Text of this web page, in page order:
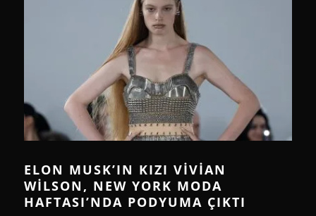
ELON MUSK’IN KIZI VIVIAN
WILSON, NEW YORK MODA
HAFTASI’NDA PODYUMA ÇIKTI